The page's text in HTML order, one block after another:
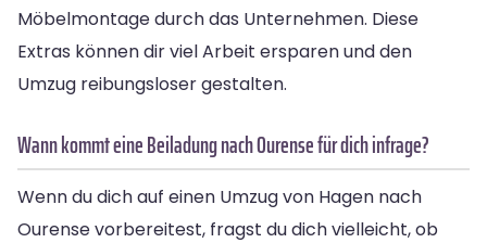
Möbelmontage durch das Unternehmen. Diese
Extras können dir viel Arbeit ersparen und den
Umzug reibungsloser gestalten.
Wann kommt eine Beiladung nach Ourense für dich infrage?
Wenn du dich auf einen Umzug von Hagen nach
Ourense vorbereitest, fragst du dich vielleicht, ob